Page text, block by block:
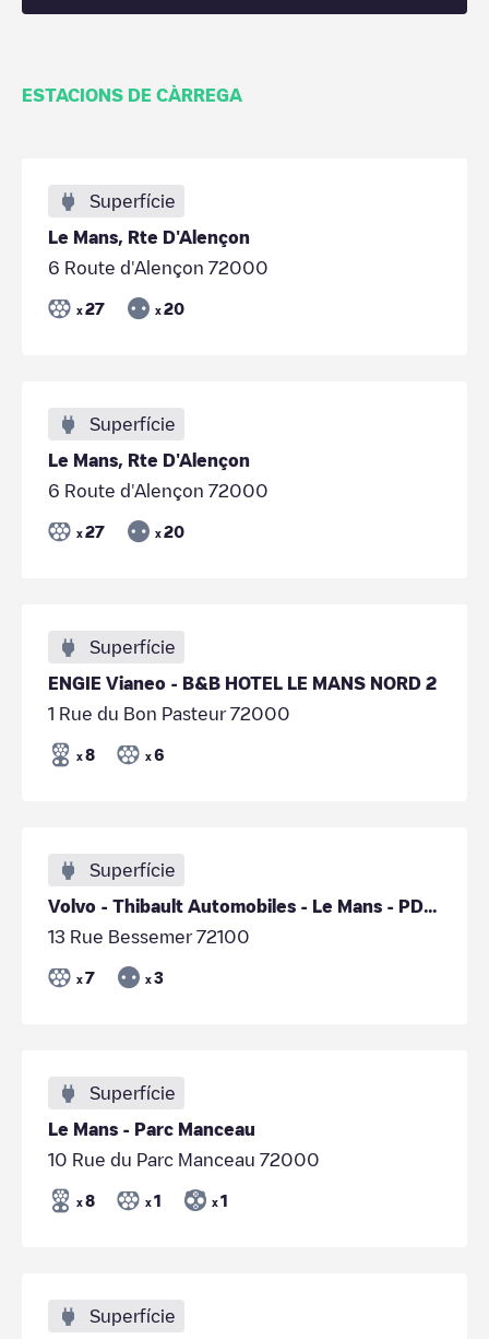
ESTACIONS DE CÀRREGA
Superfície
Le Mans, Rte D'Alençon
6 Route d'Alençon 72000
x 27 x 20
Superfície
Le Mans, Rte D'Alençon
6 Route d'Alençon 72000
x 27 x 20
Superfície
ENGIE Vianeo - B&B HOTEL LE MANS NORD 2
1 Rue du Bon Pasteur 72000
x 8 x 6
Superfície
Volvo - Thibault Automobiles - Le Mans - PDL1 - powered by DRIVECO
13 Rue Bessemer 72100
x 7 x 3
Superfície
Le Mans - Parc Manceau
10 Rue du Parc Manceau 72000
x 8 x 1 x 1
Superfície